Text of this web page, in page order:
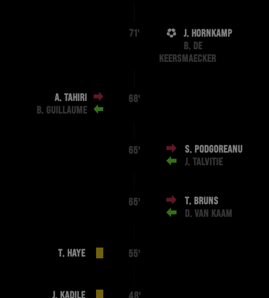
71'
J. HORNKAMP
B. DE
KEERSMAECKER
A. TAHIRI
B. GUILLAUME
68'
65'
S. PODGOREANU
J. TALVITIE
65'
T. BRUNS
D. VAN KAAM
T. HAYE 55'